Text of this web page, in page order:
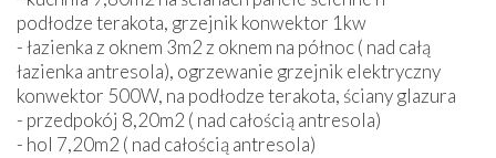
podłodze terakota, grzejnik konwektor 1kw
- łazienka z oknem 3m2 z oknem na północ ( nad całą
łazienka antresola), ogrzewanie grzejnik elektryczny
konwektor 500W, na podłodze terakota, ściany glazura
- przedpokój 8,20m2 ( nad całością antresola)
- hol 7,20m2 ( nad całością antresola)